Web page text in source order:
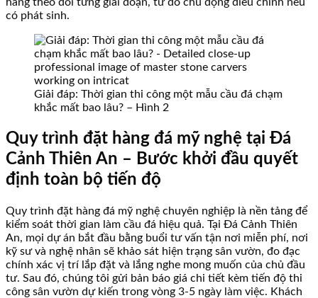
có phát sinh.
Giải đáp: Thời gian thi công một mẫu cầu đá chạm
khắc mất bao lâu? – Hình 2
Quy trình đặt hàng đá mỹ nghệ tại Đá
Cảnh Thiên An – Bước khởi đầu quyết
định toàn bộ tiến độ
Quy trình đặt hàng đá mỹ nghệ chuyên nghiệp là nền tảng để
kiểm soát thời gian làm cầu đá hiệu quả. Tại Đá Cảnh Thiên
An, mọi dự án bắt đầu bằng buổi tư vấn tận nơi miễn phí, nơi
kỹ sư và nghệ nhân sẽ khảo sát hiện trạng sân vườn, đo đạc
chính xác vị trí lắp đặt và lắng nghe mong muốn của chủ đầu
tư. Sau đó, chúng tôi gửi bản báo giá chi tiết kèm tiến độ thi
công sân vườn dự kiến trong vòng 3-5 ngày làm việc. Khách